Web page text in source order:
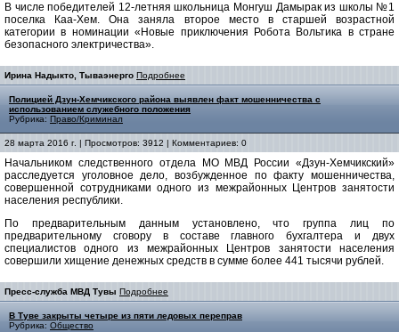
В числе победителей 12-летняя школьница Монгуш Дамырак из школы №1
поселка Каа-Хем. Она заняла второе место в старшей возрастной
категории в номинации «Новые приключения Робота Вольтика в стране
безопасного электричества».
Ирина Надыкто, Тываэнерго Подробнее
Полицией Дзун-Хемчикского района выявлен факт мошенничества с
использованием служебного положения
Рубрика: Право/Криминал
28 марта 2016 г. | Просмотров: 3912 | Комментариев: 0
Начальником следственного отдела МО МВД России «Дзун-Хемчикский»
расследуется уголовное дело, возбужденное по факту мошенничества,
совершенной сотрудниками одного из межрайонных Центров занятости
населения республики.
По предварительным данным установлено, что группа лиц по
предварительному сговору в составе главного бухгалтера и двух
специалистов одного из межрайонных Центров занятости населения
совершили хищение денежных средств в сумме более 441 тысячи рублей.
Пресс-служба МВД Тувы Подробнее
В Туве закрыты четыре из пяти ледовых переправ
Рубрика: Общество